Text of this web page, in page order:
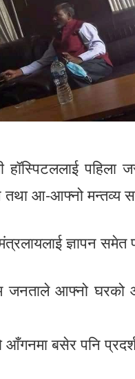
हॉस्पिटललाई
तथा आ-आफ्नो मन्तव्य
ज्ञापन समेत
आफ्नो घरको
आँगनमा बसेर पनि